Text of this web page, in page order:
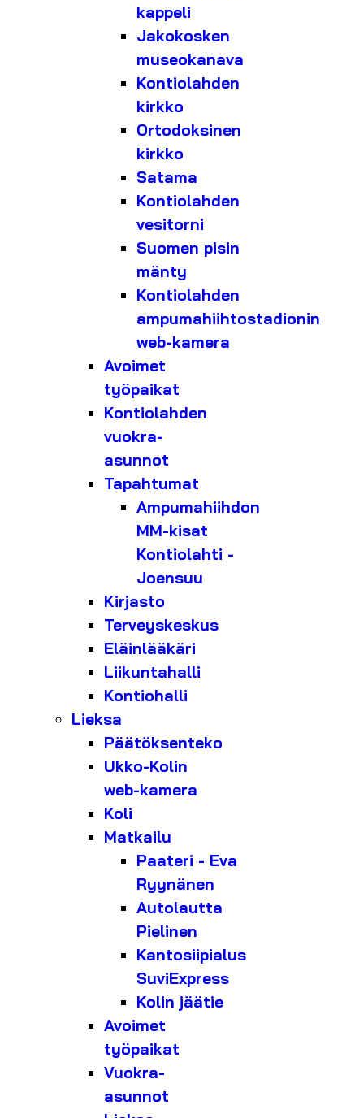
kappeli
Jakokosken
museokanava
Kontiolahden
kirkko
Ortodoksinen
kirkko
Satama
Kontiolahden
vesitorni
Suomen pisin
mänty
Kontiolahden
ampumahiihtostadionin
web-kamera
Avoimet
työpaikat
Kontiolahden
vuokra-
asunnot
Tapahtumat
Ampumahiihdon
MM-kisat
Kontiolahti -
Joensuu
Kirjasto
Terveyskeskus
Eläinlääkäri
Liikuntahalli
Kontiohalli
Lieksa
Päätöksenteko
Ukko-Kolin
web-kamera
Koli
Matkailu
Paateri - Eva
Ryynänen
Autolautta
Pielinen
Kantosiipialus
SuviExpress
Kolin jäätie
Avoimet
työpaikat
Vuokra-
asunnot